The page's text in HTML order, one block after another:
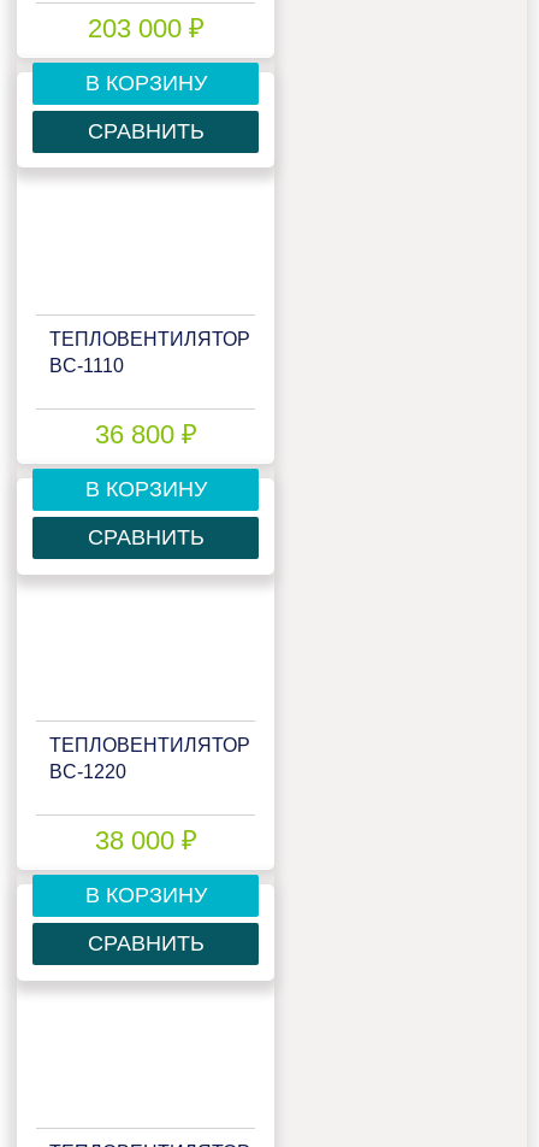
203 000 ₽
В КОРЗИНУ
СРАВНИТЬ
ТЕПЛОВЕНТИЛЯТОР
BC-1110
36 800 ₽
В КОРЗИНУ
СРАВНИТЬ
ТЕПЛОВЕНТИЛЯТОР
BC-1220
38 000 ₽
В КОРЗИНУ
СРАВНИТЬ